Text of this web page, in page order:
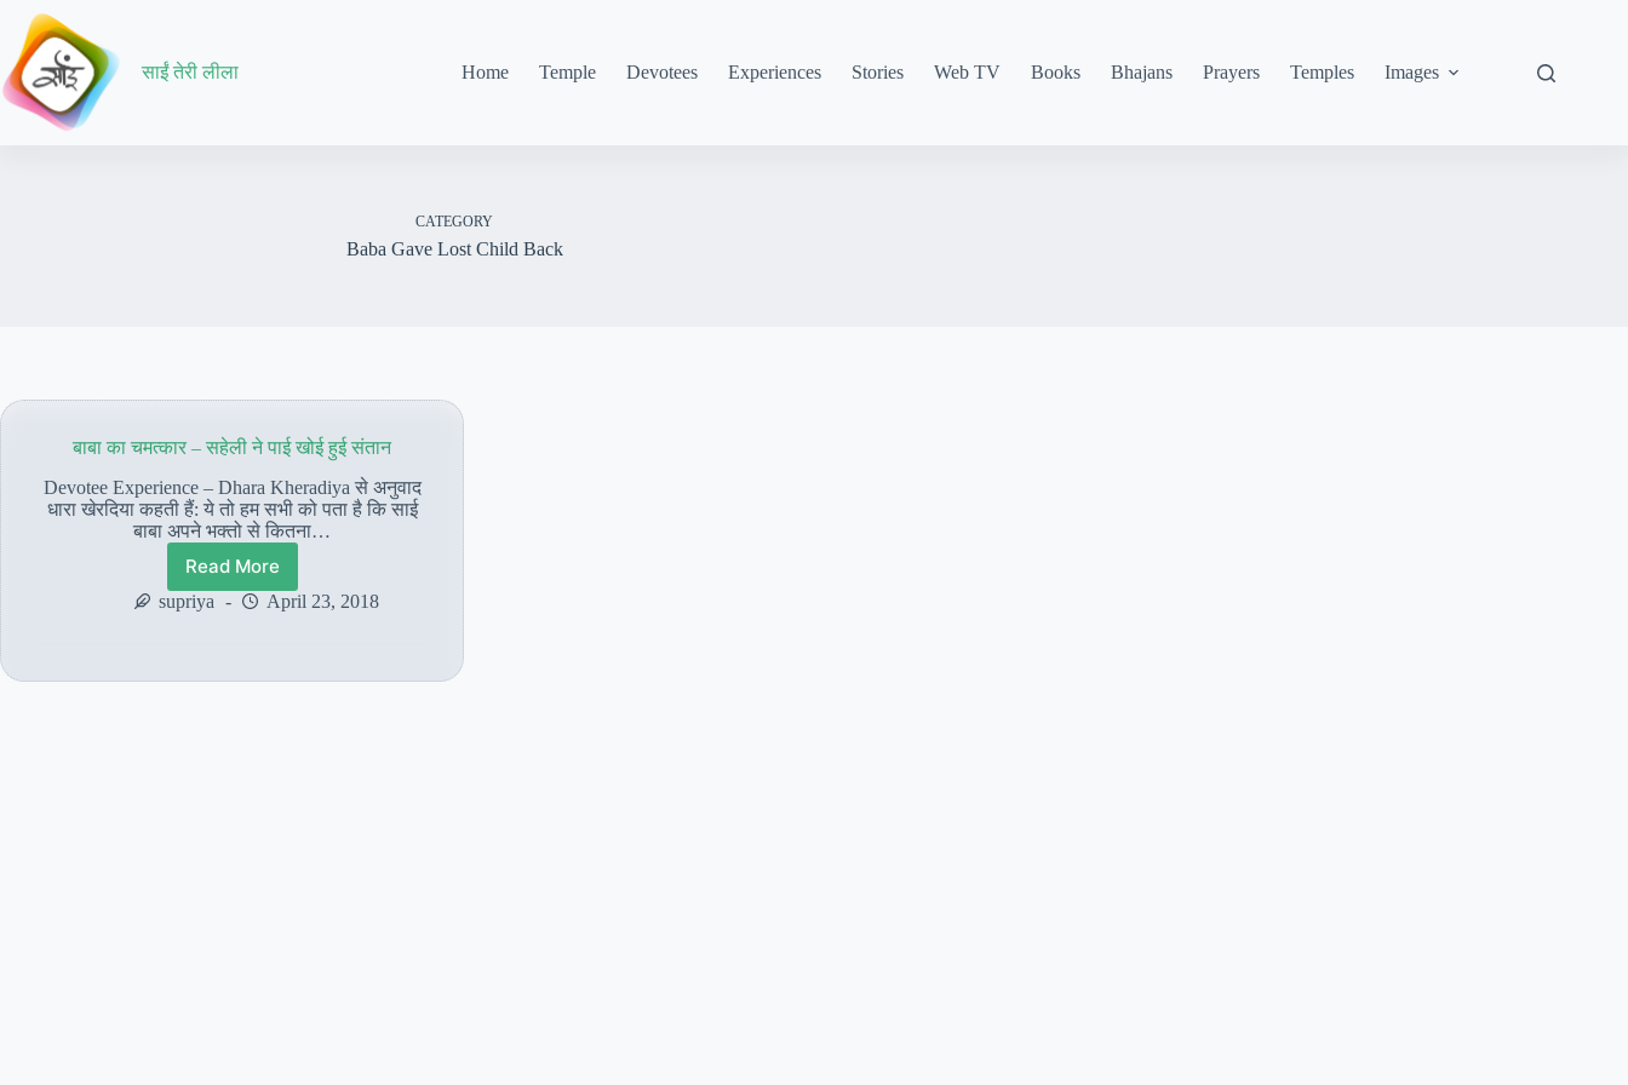
content
साईं तेरी लीला
Home Temple Devotees Experiences Stories Web TV Books Bhajans Prayers Temples Images
CATEGORY
Baba Gave Lost Child Back
बाबा का चमत्कार – सहेली ने पाई खोई हुई संतान
Devotee Experience – Dhara Kheradiya से अनुवाद
धारा खेरदिया कहती हैं: ये तो हम सभी को पता है कि साई
बाबा अपने भक्तो से कितना…
Read More
बाबा
का
supriya April 23, 2018